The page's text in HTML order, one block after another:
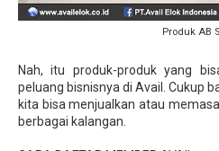
Produk AB
Nah, itu produk-produk yang
peluang bisnisnya di Avail. Cukup
kita bisa menjualkan atau
berbagai kalangan.